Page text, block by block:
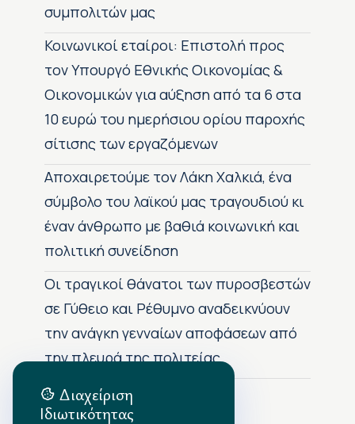
συμπολιτών μας
Κοινωνικοί εταίροι: Επιστολή προς
τον Υπουργό Εθνικής Οικονομίας &
Οικονομικών για αύξηση από τα 6 στα
10 ευρώ του ημερήσιου ορίου παροχής
σίτισης των εργαζόμενων
Αποχαιρετούμε τον Λάκη Χαλκιά, ένα
σύμβολο του λαϊκού μας τραγουδιού κι
έναν άνθρωπο με βαθιά κοινωνική και
πολιτική συνείδηση
Οι τραγικοί θάνατοι των πυροσβεστών
σε Γύθειο και Ρέθυμνο αναδεικνύουν
την ανάγκη γενναίων αποφάσεων από
την πλευρά της πολιτείας
Διαχείριση
Ιδιωτικότητας